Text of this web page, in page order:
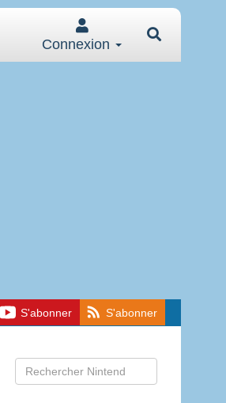
Connexion
S'abonner S'abonner